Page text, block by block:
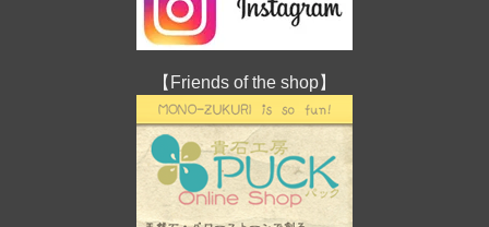
【Friends of the shop】